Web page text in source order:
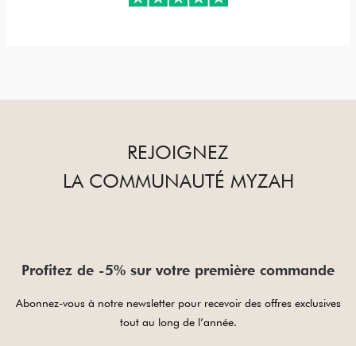
REJOIGNEZ
LA COMMUNAUTÉ MYZAH
Profitez de -5% sur votre première commande
Abonnez-vous à notre newsletter pour recevoir des offres exclusives
tout au long de l’année.